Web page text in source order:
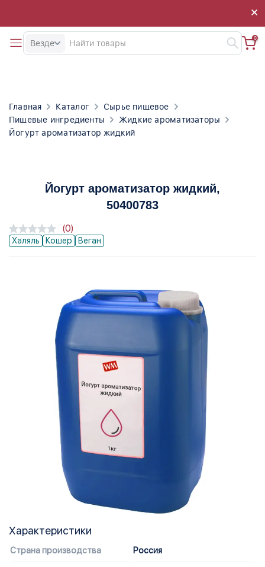
×
×
Везде
0
Главная Каталог
Сырье пищевое
Пищевые ингредиенты
Жидкие ароматизаторы
Йогурт ароматизатор жидкий
Йогурт ароматизатор жидкий,
50400783
Халяль Кошер Веган
(0)
Характеристики
Страна производства Россия